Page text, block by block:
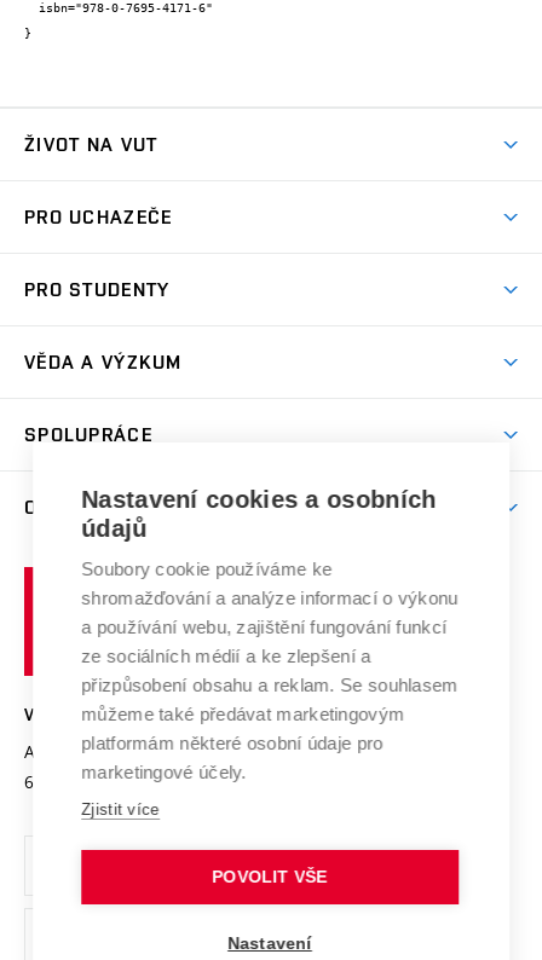
}
ŽIVOT NA VUT
Koleje
Sport na VUT
PRO UCHAZEČE
Dny otevřených dveří
Celoživotní vzdělávání
E-přihláška
PRO STUDENTY
Harmonogram akademického roku
Závěrečné práce
Doktorské studium
Zpracování osobních údajů studentů
Sociální bezpečí
Studium bez bariér
Podpora podnikání
VĚDA A VÝZKUM
Mezinárodní vědecká rada
Systém zajišťování kvality výzkumu
Výzkumné infrastruktury
Transfer znalostí
Open Science
Projekty
Projekty ze strukturálních fondů
Specifický výzkum
SPOLUPRÁCE
Firemní spolupráce
Zahraniční spolupráce
Spolupráce se školami
Mezinárodní dohody
Univerzitní sítě
O UNIVERZITĚ
Profil univerzity
Udržitelná univerzita
Podnikavá univerzita / ContriBUTe
Bezpečná univerzita
Vyznamenání
Organizační struktura
Ochrana osobních údajů
učení
technické
Brně
VYSOKÉ UČENÍ TECHNICKÉ V BRNĚ
Antonínská 548/1
602 00 Brno
www.vut.cz
vut@vutbr.cz
Nastavení cookies a osobních
údajů
Soubory cookie používáme ke
shromažďování a analýze informací o výkonu
a používání webu, zajištění fungování funkcí
ze sociálních médií a ke zlepšení a
přizpůsobení obsahu a reklam. Se souhlasem
můžeme také předávat marketingovým
platformám některé osobní údaje pro
marketingové účely.
Zjistit více
POVOLIT VŠE
Nastavení